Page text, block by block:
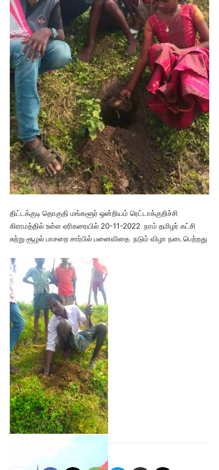
திட்டக்குடி தொகுதி மங்களூர் ஒன்றியம் ரெட்டாக்குறிச்சி
கிராமத்தில் உள்ள ஏரிகரையில் 20-11-2022 நாம் தமிழர் கட்சி
சுற்று சூழல் பாசறை சார்பில் பனைவிதை நடும் விழா நடைபெற்றது